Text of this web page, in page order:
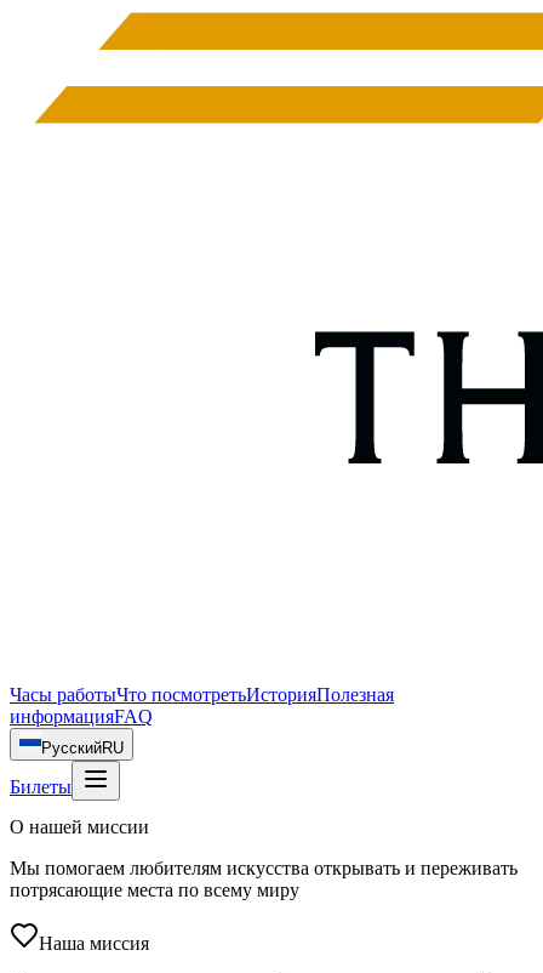
Часы работыЧто посмотретьИсторияПолезная
информацияFAQ
РусскийRU
Билеты
О нашей миссии
Мы помогаем любителям искусства открывать и переживать
потрясающие места по всему миру
Наша миссия